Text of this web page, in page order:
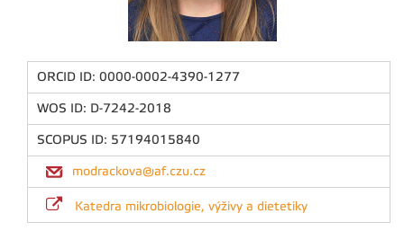
ORCID ID: 0000-0002-4390-1277
WOS ID: D-7242-2018
SCOPUS ID: 57194015840
modrackova@af.czu.cz
Katedra mikrobiologie, výživy a dietetiky